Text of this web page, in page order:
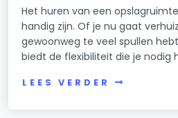
Het huren van een
handig zijn. Of je nu gaat
gewoonweg te veel spullen
biedt de flexibiliteit die je nodig
LEES VERDER